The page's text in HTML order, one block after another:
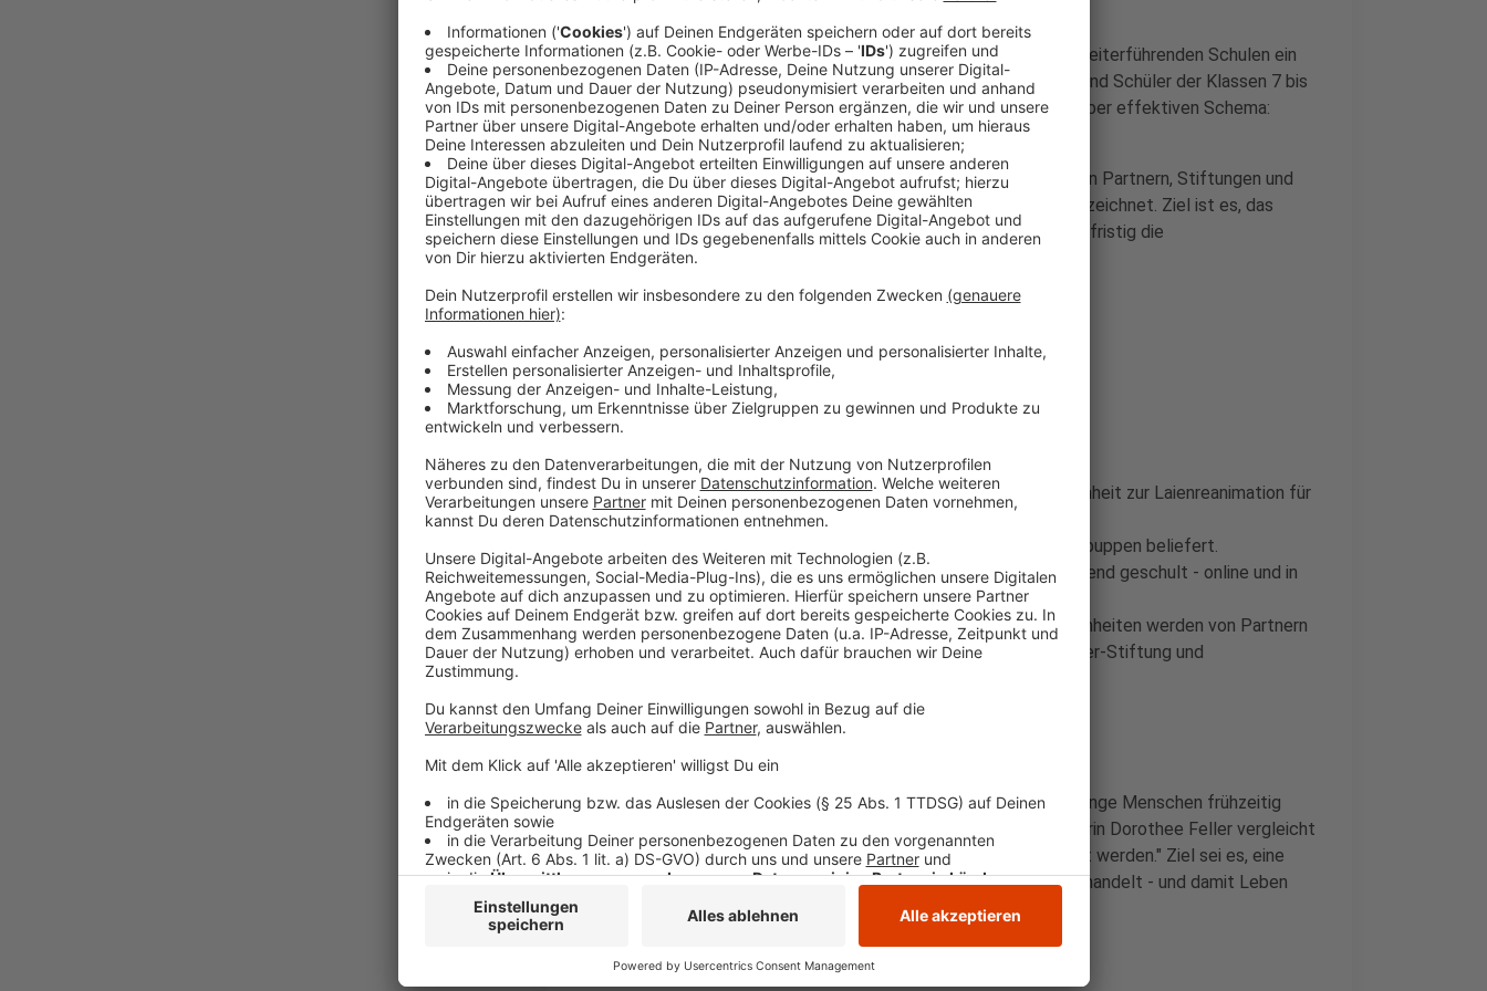
Ab dem Schuljahr 2026/27 wird in Nordrhein-Westfalen an allen weiterführenden Schulen ein
verpflichtender Reanimationsunterricht eingeführt. Schülerinnen und Schüler der Klassen 7 bis
9 sollen lernen, im Notfall Leben zu retten - mit dem einfachen, aber effektiven Schema:
"Prüfen - Rufen - Drücken".
Die Landesregierung hat gemeinsam mit zahlreichen medizinischen Partnern, Stiftungen und
Organisationen eine umfassende Kooperationsvereinbarung unterzeichnet. Ziel ist es, das
Thema Wiederbelebung fest im Schulalltag zu verankern und langfristig die
Laienreanimationsquote zu erhöhen.
Anzeige
So läuft die Umsetzung an den Schulen
Anzeige
Start ab Schuljahr 2026/27: Eine 90-minütige Unterrichtseinheit zur Laienreanimation für
alle Schülerinnen und Schüler der Sekundarstufe I.
: Rund 2.100 Schulen werden mit Reanimationspuppen beliefert.
Lehrkräftefortbildung: Ab 2025 werden Lehrkräfte umfassend geschult - online und in
Präsenz.
Didaktisches Material: Videos, Lehrhefte und Unterrichtseinheiten werden von Partnern
wie der Deutschen Herzstiftung, dem ADAC, der Björn-Steiger-Stiftung und
Anzeige
Ministerpräsident Hendrik Wüst betont, wie wichtig es ist, dass junge Menschen frühzeitig
lernen, in medizinischen Notfällen richtig zu handeln. Schulministerin Dorothee Feller vergleicht
Reanimation mit Fahrradfahren: "Es soll zur Selbstverständlichkeit werden." Ziel sei es, eine
Generation auszubilden, die im Ernstfall schnell, sicher und mutig handelt - und damit Leben
Autoren José Narciandi und David Müller